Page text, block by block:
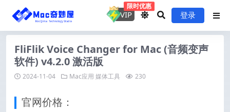
VIP
限时优惠
登录
FliFlik Voice Changer for Mac (音频变声
软件) v4.2.0 激活版
2024-11-04 Mac应用 媒体工具 230
官网价格：